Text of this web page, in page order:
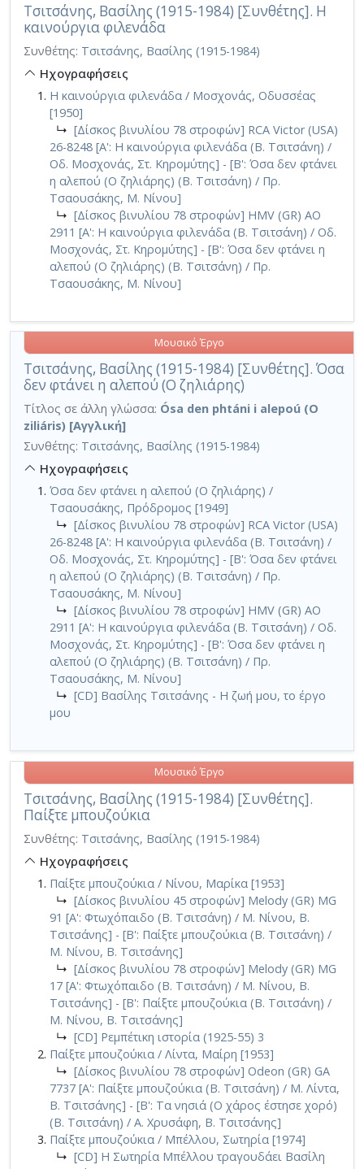
Τσιτσάνης, Βασίλης (1915-1984) [Συνθέτης]. Η
καινούργια φιλενάδα
Συνθέτης: Τσιτσάνης, Βασίλης (1915-1984)
Ηχογραφήσεις
Η καινούργια φιλενάδα / Μοσχονάς, Οδυσσέας
[1950]
↳ [Δίσκος βινυλίου 78 στροφών] RCA Victor (USA)
26-8248 [Α': Η καινούργια φιλενάδα (Β. Τσιτσάνη) /
Οδ. Μοσχονάς, Στ. Κηρομύτης] - [Β': Όσα δεν φτάνει
η αλεπού (Ο ζηλιάρης) (Β. Τσιτσάνη) / Πρ.
Τσαουσάκης, Μ. Νίνου]
↳ [Δίσκος βινυλίου 78 στροφών] HMV (GR) AO
2911 [Α': Η καινούργια φιλενάδα (Β. Τσιτσάνη) / Οδ.
Μοσχονάς, Στ. Κηρομύτης] - [Β': Όσα δεν φτάνει η
αλεπού (Ο ζηλιάρης) (Β. Τσιτσάνη) / Πρ.
Τσαουσάκης, Μ. Νίνου]
Τσιτσάνης, Βασίλης (1915-1984) [Συνθέτης]. Όσα
δεν φτάνει η αλεπού (Ο ζηλιάρης)
Μουσικό Έργο
Τίτλος σε άλλη γλώσσα: Ósa den phtáni i alepoú (O
ziliáris) [Αγγλική]
Συνθέτης: Τσιτσάνης, Βασίλης (1915-1984)
Ηχογραφήσεις
Όσα δεν φτάνει η αλεπού (Ο ζηλιάρης) /
Τσαουσάκης, Πρόδρομος [1949]
↳ [Δίσκος βινυλίου 78 στροφών] RCA Victor (USA)
26-8248 [Α': Η καινούργια φιλενάδα (Β. Τσιτσάνη) /
Οδ. Μοσχονάς, Στ. Κηρομύτης] - [Β': Όσα δεν φτάνει
η αλεπού (Ο ζηλιάρης) (Β. Τσιτσάνη) / Πρ.
Τσαουσάκης, Μ. Νίνου]
↳ [Δίσκος βινυλίου 78 στροφών] HMV (GR) AO
2911 [Α': Η καινούργια φιλενάδα (Β. Τσιτσάνη) / Οδ.
Μοσχονάς, Στ. Κηρομύτης] - [Β': Όσα δεν φτάνει η
αλεπού (Ο ζηλιάρης) (Β. Τσιτσάνη) / Πρ.
Τσαουσάκης, Μ. Νίνου]
↳ [CD] Βασίλης Τσιτσάνης - Η ζωή μου, το έργο
μου
Τσιτσάνης, Βασίλης (1915-1984) [Συνθέτης].
Παίξτε μπουζούκια
Μουσικό Έργο
Συνθέτης: Τσιτσάνης, Βασίλης (1915-1984)
Ηχογραφήσεις
Παίξτε μπουζούκια / Νίνου, Μαρίκα [1953]
↳ [Δίσκος βινυλίου 45 στροφών] Melody (GR) MG
91 [A': Φτωχόπαιδο (Β. Τσιτσάνη) / Μ. Νίνου, Β.
Τσιτσάνης] - [Β': Παίξτε μπουζούκια (Β. Τσιτσάνη) /
Μ. Νίνου, Β. Τσιτσάνης]
↳ [Δίσκος βινυλίου 78 στροφών] Melody (GR) MG
17 [A': Φτωχόπαιδο (Β. Τσιτσάνη) / Μ. Νίνου, Β.
Τσιτσάνης] - [Β': Παίξτε μπουζούκια (Β. Τσιτσάνη) /
Μ. Νίνου, Β. Τσιτσάνης]
↳ [CD] Ρεμπέτικη ιστορία (1925-55) 3
Παίξτε μπουζούκια / Λίντα, Μαίρη [1953]
↳ [Δίσκος βινυλίου 78 στροφών] Odeon (GR) GA
7737 [A': Παίξτε μπουζούκια (Β. Τσιτσάνη) / Μ. Λίντα,
Β. Τσιτσάνης] - [Β': Τα νησιά (Ο χάρος έστησε χορό)
(Β. Τσιτσάνη) / Α. Χρυσάφη, Β. Τσιτσάνης]
Παίξτε μπουζούκια / Μπέλλου, Σωτηρία [1974]
↳ [CD] Η Σωτηρία Μπέλλου τραγουδάει Βασίλη